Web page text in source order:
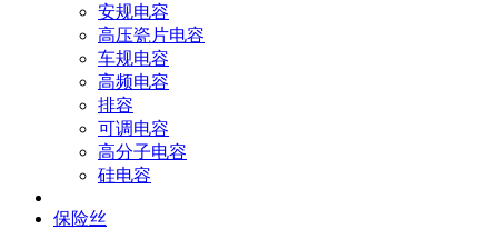
安规电容
高压瓷片电容
车规电容
高频电容
排容
可调电容
高分子电容
硅电容
保险丝